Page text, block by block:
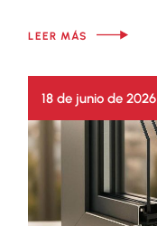
LEER MÁS
18 de junio de 2026